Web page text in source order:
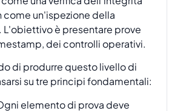
come un'ispezione della
è presentare prove
dei controlli operativi.
di produrre questo livello di
su tre principi fondamentali:
elemento di prova deve